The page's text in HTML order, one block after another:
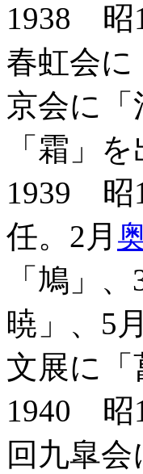
1938 昭
春虹会に
京会に「
「霜」を
1939 昭
任。2月
「鳩」
暁」、5
文展に
1940 昭
回九皐